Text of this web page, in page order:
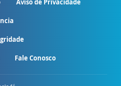
Aviso de Privacidade
Fale Conosco